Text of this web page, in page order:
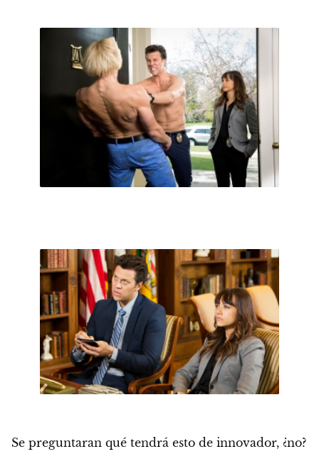
Se preguntaran qué tendrá esto de innovador, ¿no?